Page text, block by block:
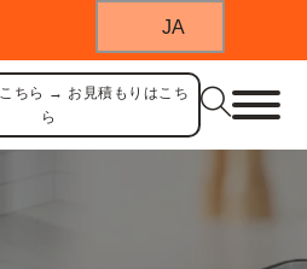
JA
ちら → お見積もりはこち
ら